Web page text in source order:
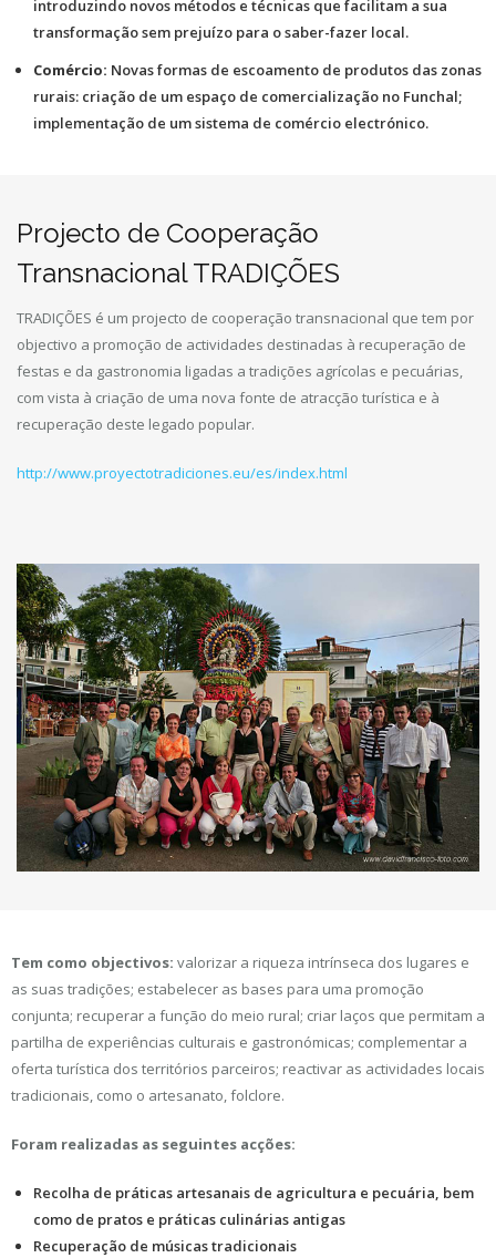
introduzindo novos métodos e técnicas que facilitam a sua
transformação sem prejuízo para o saber-fazer local.
Comércio: Novas formas de escoamento de produtos das zonas
rurais: criação de um espaço de comercialização no Funchal;
implementação de um sistema de comércio electrónico.
Projecto de Cooperação
Transnacional TRADIÇÕES
TRADIÇÕES é um projecto de cooperação transnacional que tem por
objectivo a promoção de actividades destinadas à recuperação de
festas e da gastronomia ligadas a tradições agrícolas e pecuárias,
com vista à criação de uma nova fonte de atracção turística e à
recuperação deste legado popular.
http://www.proyectotradiciones.eu/es/index.html
Tem como objectivos: valorizar a riqueza intrínseca dos lugares e
as suas tradições; estabelecer as bases para uma promoção
conjunta; recuperar a função do meio rural; criar laços que permitam a
partilha de experiências culturais e gastronómicas; complementar a
oferta turística dos territórios parceiros; reactivar as actividades locais
tradicionais, como o artesanato, folclore.
Foram realizadas as seguintes acções:
Recolha de práticas artesanais de agricultura e pecuária, bem
como de pratos e práticas culinárias antigas
Recuperação de músicas tradicionais